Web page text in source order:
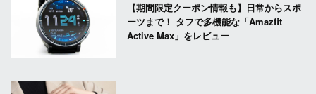
【期間限定クーポン情報も】日常からスポ
ーツまで！ タフで多機能な「Amazfit
Active Max」をレビュー